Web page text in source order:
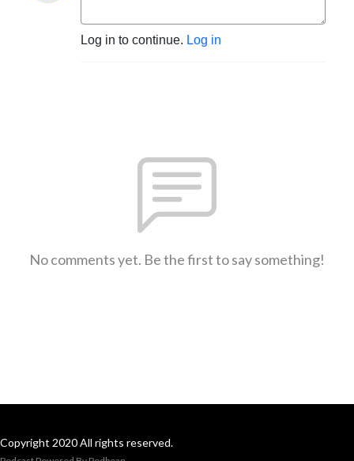
Log in to continue. Log in
No comments yet. Be the first to say something!
Copyright 2020 All rights reserved.